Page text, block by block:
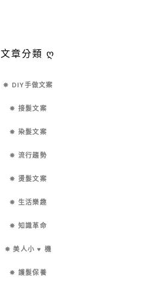
文章分類 ღ
✵ DIY手做文案
✵ 接髮文案
✵ 染髮文案
✵ 流行趨勢
✵ 燙髮文案
✵ 生活樂趣
✵ 知識革命
✵ 美人小 ♥ 機
✵ 護髮保養